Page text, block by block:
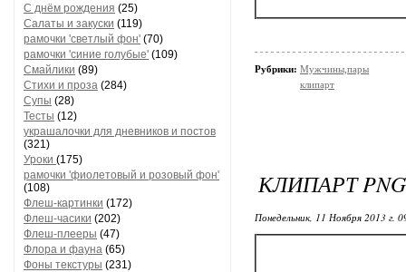
С днём рождения (25)
Салаты и закуски (119)
рамочки 'светлый фон' (70)
рамочки 'синие голубые' (109)
Смайлики (89)
Стихи и проза (284)
Супы (28)
Тесты (12)
украшалочки для дневников и постов
(321)
Уроки (175)
рамочки 'фиолетовый и розовый фон'
(108)
Флеш-картинки (172)
Флеш-часики (202)
Флеш-плееры (47)
Флора и фауна (65)
Фоны текстуры (231)
Рубрики: Мужчины,пары
клипарт
КЛИПАРТ
Понедельник, 11 Ноября 2013 г.